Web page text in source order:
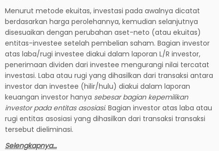
Menurut metode ekuitas, investasi pada awalnya dicatat
berdasarkan harga perolehannya, kemudian selanjutnya
disesuaikan dengan perubahan aset-neto (atau ekuitas)
entitas-investee setelah pembelian saham. Bagian investor
atas laba/rugi investee diakui dalam laporan L/R investor,
penerimaan dividen dari investee mengurangi nilai tercatat
investasi. Laba atau rugi yang dihasilkan dari transaksi antara
investor dan investee (hilir/hulu) diakui dalam laporan
keuangan investor hanya sebesar bagian kepemilikan
investor pada entitas asosiasi. Bagian investor atas laba atau
rugi entitas asosiasi yang dihasilkan dari transaksi transaksi
tersebut dieliminasi.
Selengkapnya…